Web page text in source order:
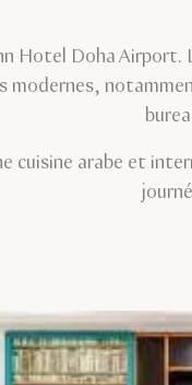
Hotel Doha
cuisine arabe et